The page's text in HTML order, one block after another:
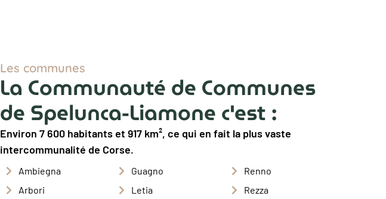
Les communes
La Communauté de Communes
de Spelunca-Liamone c'est :
Environ 7 600 habitants et 917 km², ce qui en fait la plus vaste
intercommunalité de Corse.
Ambiegna
Arbori
Guagno
Letia
Renno
Rezza